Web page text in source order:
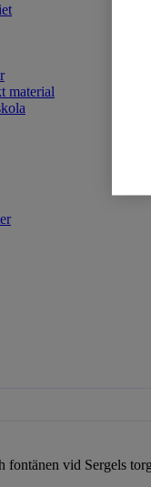
material